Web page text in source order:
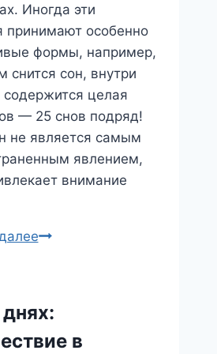
Иногда эти
принимают особенно
формы, например,
снится сон, внутри
содержится целая
— 25 снов подряд!
не является самым
явлением,
внимание
Сон
Загадочный
лабиринт
в